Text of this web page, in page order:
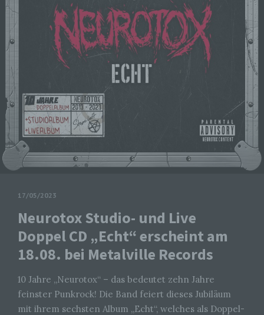
17/05/2023
Neurotox Studio- und Live
Doppel CD „Echt“ erscheint am
18.08. bei Metalville Records
10 Jahre „Neurotox“ – das bedeutet zehn Jahre
feinster Punkrock! Die Band feiert dieses Jubiläum
mit ihrem sechsten Album „Echt“, welches als Doppel-